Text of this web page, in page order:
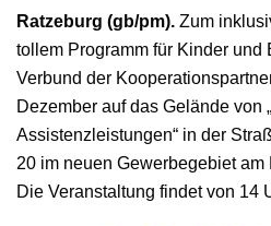
Ratzeburg (gb/pm). Zum
tollem Programm für Kinder und
Verbund der
Dezember auf das Gelände von
Assistenzleistungen“ in der
20 im neuen Gewerbegebiet
Die Veranstaltung findet von 14